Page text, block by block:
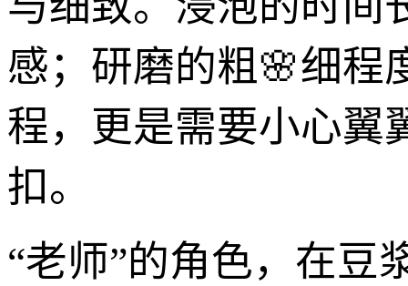
感；研磨的粗🌸细程
程，更是需要小心翼
扣。
“老师”的角色，在豆